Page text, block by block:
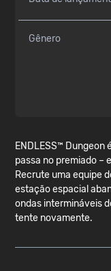
Gênero
ENDLESS™
passa no premiado –
Recrute uma equipe
estação espacial
ondas intermináveis
tente novamente.